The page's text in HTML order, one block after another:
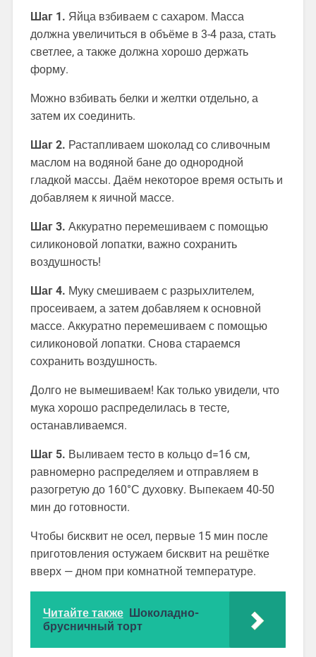
Шаг 1. Яйца взбиваем с сахаром. Масса
должна увеличиться в объёме в 3-4 раза, стать
светлее, а также должна хорошо держать
форму.
Можно взбивать белки и желтки отдельно, а
затем их соединить.
Шаг 2. Растапливаем шоколад со сливочным
маслом на водяной бане до однородной
гладкой массы. Даём некоторое время остыть и
добавляем к яичной массе.
Шаг 3. Аккуратно перемешиваем с помощью
силиконовой лопатки, важно сохранить
воздушность!
Шаг 4. Муку смешиваем с разрыхлителем,
просеиваем, а затем добавляем к основной
массе. Аккуратно перемешиваем с помощью
силиконовой лопатки. Снова стараемся
сохранить воздушность.
Долго не вымешиваем! Как только увидели, что
мука хорошо распределилась в тесте,
останавливаемся.
Шаг 5. Выливаем тесто в кольцо d=16 см,
равномерно распределяем и отправляем в
разогретую до 160°С духовку. Выпекаем 40-50
мин до готовности.
Чтобы бисквит не осел, первые 15 мин после
приготовления остужаем бисквит на решётке
вверх — дном при комнатной температуре.
Читайте также Шоколадно-
брусничный торт